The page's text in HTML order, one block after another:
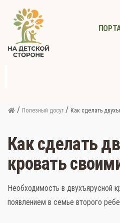
/ Полезный досуг/ Как сделать
Как сделать
кровать
Необходимость в двухъярусной
появлением в семье второго